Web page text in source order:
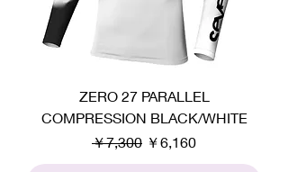
ZERO 27 PARALLEL
COMPRESSION BLACK/WHITE
通常価格
￥7,300 セール価格
￥6,160